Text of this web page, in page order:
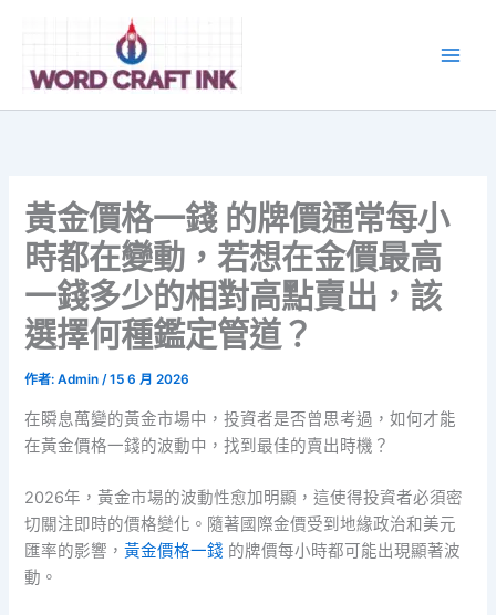
黃金價格一錢 的牌價通常每小
時都在變動，若想在金價最高
一錢多少的相對高點賣出，該
選擇何種鑑定管道？
作者:Admin/15 6 月 2026
在瞬息萬變的黃金市場中，投資者是否曾思考過，如何才能
在黃金價格一錢的波動中，找到最佳的賣出時機？
2026年，黃金市場的波動性愈加明顯，這使得投資者必須密
切關注即時的價格變化。隨著國際金價受到地緣政治和美元
匯率的影響，黃金價格一錢 的牌價每小時都可能出現顯著波
動。